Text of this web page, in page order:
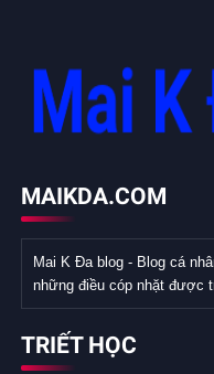
MAIKDA.COM
Mai K Đa blog - Blog cá
những điều cóp nhặt được
TRIẾT HỌC